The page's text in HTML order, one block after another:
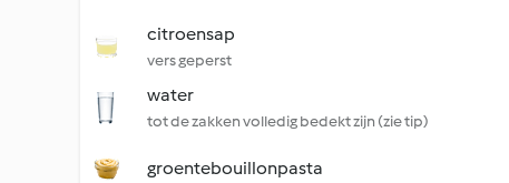
citroensap
vers geperst
water
tot de zakken volledig bedekt zijn (zie tip)
groentebouillonpasta